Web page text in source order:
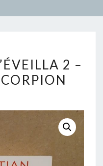
2 –